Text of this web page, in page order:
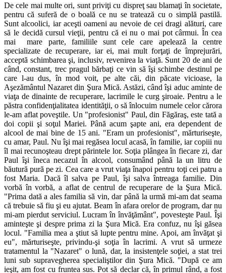
De cele mai multe ori, sunt priviţi cu dispreţ sau blamaţi în societate,
pentru că suferă de o boală ce nu se tratează cu o simplă pastilă.
Sunt alcoolici, iar aceşti oameni au nevoie de cei dragi alături, care
să le decidă cursul vieţii, pentru că ei nu o mai pot cârmui. În cea
mai mare parte, familiile sunt cele care apelează la centre
specializate de recuperare, iar ei, mai mult forţaţi de împrejurări,
acceptă schimba­rea şi, inclusiv, revenirea la viaţă. Sunt 20 de ani de
când, constant, trec pragul bărbaţi ce vin să îşi schimbe destinul pe
care l-au dus, în mod voit, pe alte căi, din păcate vicioase, la
Aşezământul Nazaret din Şura Mică. Astăzi, când îşi aduc aminte de
viaţa de dinainte de recuperare, lacrimile le curg şi­roaie. Pentru a le
păstra confiden­ţialitatea identităţii, o să înlocuim numele celor cărora
le-am aflat poveştile. Un "profesionist" Paul, din Făgăraş, este tată a
doi copii şi soţul Mariei. Până acum şapte ani, era dependent de
alcool de mai bine de 15 ani. "Eram un profesionist", mărturiseşte,
cu amar, Paul. Nu îşi mai regăsea locul acasă, în familie, iar copiii nu
îl mai recunoşteau drept părintele lor. Soţia plângea în fiecare zi, dar
Paul îşi îneca necazul în alcool, consumând până la un litru de
băutură pură pe zi. Cea care a vrut viaţa înapoi pentru toţi cei patru a
fost Maria. Dacă îl salva pe Paul, îşi salva întreaga familie. Din
vorbă în vorbă, a aflat de centrul de recu­perare de la Şura Mică.
"Prima dată a ales familia să vin, dar până la urmă mi-am dat seama
că trebuie să fiu şi eu ajutat. Beam în afara orelor de program, dar nu
mi-am pier­dut serviciul. Lucram în învăţă­mânt", povesteşte Paul. Îşi
amin­teşte şi despre prima zi la Şura Mică. Era confuz, nu îşi găsea
locul. "Familia mea a ştiut să lupte pen­tru mine. Apoi, am învăţat şi
eu", mărturiseşte, privindu-şi soţia în lacrimi. A vrut să urmeze
tratamentul la "Nazaret" o lună, dar, la insisten­ţele soţiei, a stat trei
luni sub su­pravegherea specialiştilor din Şura Mică. "După ce am
ieşit, am fost cu fruntea sus. Pot să declar că, în primul rând, a fost